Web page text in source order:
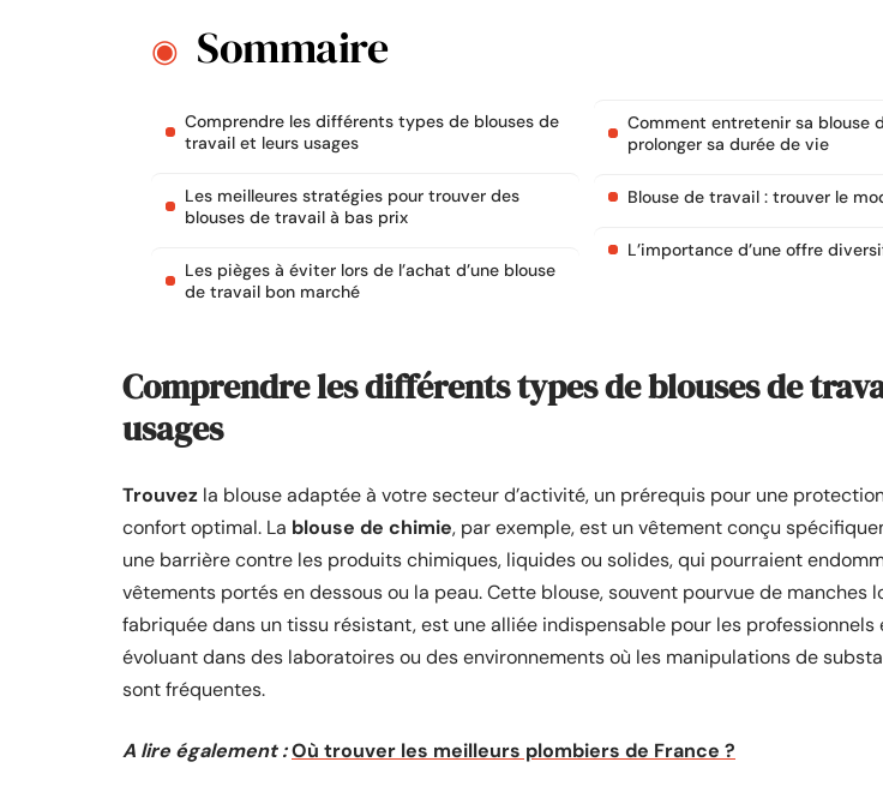
Sommaire
Comprendre les différents types de blouses de
travail et leurs usages
Les meilleures stratégies pour trouver des
blouses de travail à bas prix
Les pièges à éviter lors de l’achat d’une blouse
de travail bon marché
Comment entretenir sa blouse
prolonger sa durée de vie
Blouse de travail : trouver le
L’importance d’une offre
Comprendre les différents types de blouses de
usages
Trouvez la blouse adaptée à votre secteur d’activité, un prérequis pour une
confort optimal. La blouse de chimie, par exemple, est un vêtement conçu
une barrière contre les produits chimiques, liquides ou solides, qui pourraient
vêtements portés en dessous ou la peau. Cette blouse, souvent pourvue de manches
fabriquée dans un tissu résistant, est une alliée indispensable pour les
évoluant dans des laboratoires ou des environnements où les manipulations de
sont fréquentes.
A lire également :Où trouver les meilleurs plombiers de France ?